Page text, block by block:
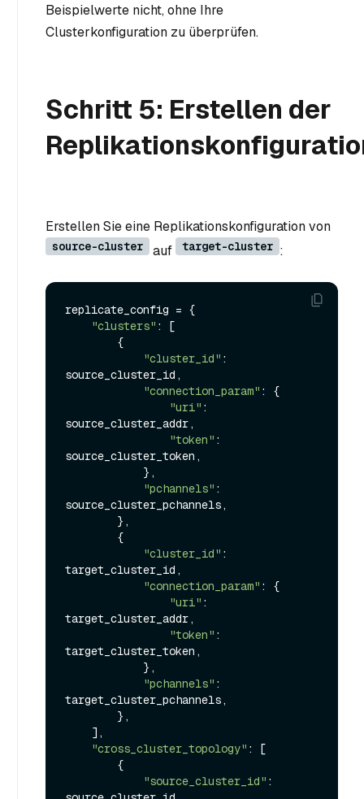
Beispielwerte nicht, ohne Ihre
Clusterkonfiguration zu überprüfen.
Schritt 5: Erstellen der
Erstellen Sie eine Replikationskonfiguration von
source-cluster auf target-cluster :
replicate_config = {
"clusters" : [
"cluster_id" :
source_cluster_id,
"connection_param" : {
"uri" :
source_cluster_addr,
"token" :
source_cluster_token,
"pchannels" :
source_cluster_pchannels,
"cluster_id" :
target_cluster_id,
"connection_param" : {
"uri" :
target_cluster_addr,
"token" :
target_cluster_token,
"pchannels" :
target_cluster_pchannels,
"cross_cluster_topology" : [
"source_cluster_id" :